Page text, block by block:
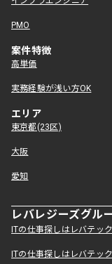
PMO
案件特徴
高単価
実務経験が浅い方OK
エリア
東京都(23区)
大阪
愛知
レバレジーズグル
ITの仕事探しはレバテック
ITの仕事探しはレバテッ